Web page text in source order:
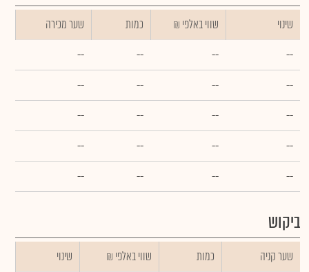
שינוי ₪ שווי באלפי כמות
שער מכירה
--
--
--
--
--
--
--
--
--
--
--
--
--
--
--
--
--
--
--
--
ביקוש
שער קניה כמות ₪ שווי באלפי
שינוי